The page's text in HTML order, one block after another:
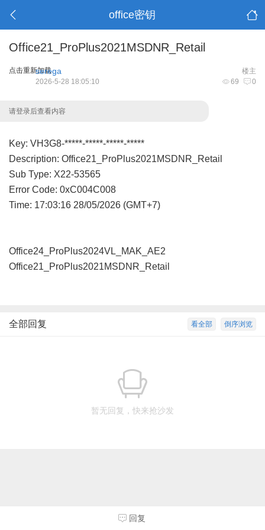
office密钥
Office21_ProPlus2021MSDNR_Retail
点击重新加载 楼主
serega
69 0
2026-5-28 18:05:10
请登录后查看内容
Key: VH3G8-*****-*****-*****-*****
Description: Office21_ProPlus2021MSDNR_Retail
Sub Type: X22-53565
Error Code: 0xC004C008
Time: 17:03:16 28/05/2026 (GMT+7)
Office24_ProPlus2024VL_MAK_AE2
Office21_ProPlus2021MSDNR_Retail
倒序浏览
看全部
全部回复
暂无回复，快来抢沙发
回复